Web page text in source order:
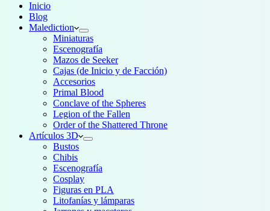
Inicio
Blog
Malediction
Miniaturas
Escenografía
Mazos de Seeker
Cajas (de Inicio y de Facción)
Accesorios
Primal Blood
Conclave of the Spheres
Legion of the Fallen
Order of the Shattered Throne
Artículos 3D
Bustos
Chibis
Escenografía
Cosplay
Figuras en PLA
Litofanías y lámparas